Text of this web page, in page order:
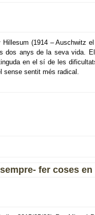
(1914 – Auschwitz
dos anys de la seva vida.
en el sí de les
sense sentit més radical.
fer coses en